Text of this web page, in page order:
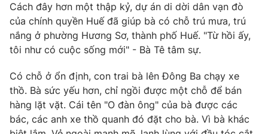
Video Shorts video
VTV Money
VTV Sức khoẻ Bất động sản
Cách đây hơn một thập kỷ, dự án di dời dân vạn đò
của chính quyền Huế đã giúp bà có chỗ trú mưa, trú
nắng ở phường Hương Sơ, thành phố Huế. "Từ hồi ấy,
tôi như có cuộc sống mới" - Bà Tê tâm sự.
Có chỗ ở ổn định, con trai bà lên Đông Ba chạy xe
thồ. Bà sức yếu hơn, chỉ ngồi được một chỗ để bán
hàng lặt vặt. Cái tên "O đàn ông" của bà được các
bác, các anh xe thồ quanh đó đặt cho bà. Vì bà khác